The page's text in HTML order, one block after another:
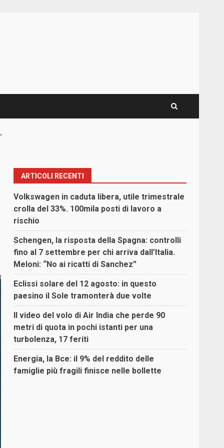
ARTICOLI RECENTI
Volkswagen in caduta libera, utile trimestrale
crolla del 33%. 100mila posti di lavoro a
rischio
Schengen, la risposta della Spagna: controlli
fino al 7 settembre per chi arriva dall’Italia.
Meloni: “No ai ricatti di Sanchez”
Eclissi solare del 12 agosto: in questo
paesino il Sole tramonterà due volte
Il video del volo di Air India che perde 90
metri di quota in pochi istanti per una
turbolenza, 17 feriti
Energia, la Bce: il 9% del reddito delle
famiglie più fragili finisce nelle bollette